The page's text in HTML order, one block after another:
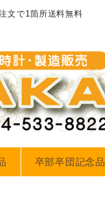
文で1箇所送料無料
卒部卒団記念品